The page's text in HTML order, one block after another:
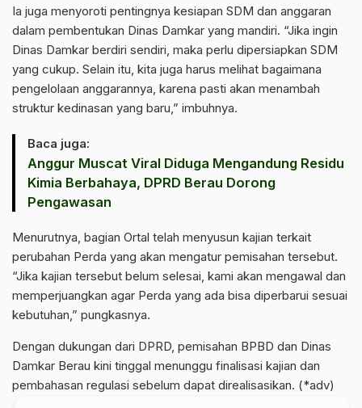
Ia juga menyoroti pentingnya kesiapan SDM dan anggaran
dalam pembentukan Dinas Damkar yang mandiri. “Jika ingin
Dinas Damkar berdiri sendiri, maka perlu dipersiapkan SDM
yang cukup. Selain itu, kita juga harus melihat bagaimana
pengelolaan anggarannya, karena pasti akan menambah
struktur kedinasan yang baru,” imbuhnya.
Baca juga:
Anggur Muscat Viral Diduga Mengandung Residu
Kimia Berbahaya, DPRD Berau Dorong
Pengawasan
Menurutnya, bagian Ortal telah menyusun kajian terkait
perubahan Perda yang akan mengatur pemisahan tersebut.
“Jika kajian tersebut belum selesai, kami akan mengawal dan
memperjuangkan agar Perda yang ada bisa diperbarui sesuai
kebutuhan,” pungkasnya.
Dengan dukungan dari DPRD, pemisahan BPBD dan Dinas
Damkar Berau kini tinggal menunggu finalisasi kajian dan
pembahasan regulasi sebelum dapat direalisasikan. (*adv)